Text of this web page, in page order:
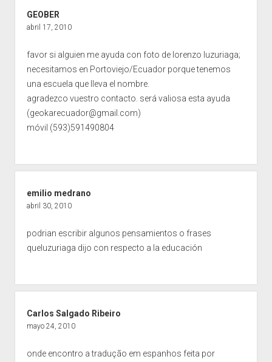
GEOBER
abril 17, 2010
favor si alguien me ayuda con foto de lorenzo luzuriaga;
necesitamos en Portoviejo/Ecuador porque tenemos
una escuela que lleva el nombre.
agradezco vuestro contacto. será valiosa esta ayuda
(geokarecuador@gmail.com)
móvil (593)591490804
emilio medrano
abril 30, 2010
podrian escribir algunos pensamientos o frases
queluzuriaga dijo con respecto a la educación
Carlos Salgado Ribeiro
mayo 24, 2010
onde encontro a tradução em espanhos feita por